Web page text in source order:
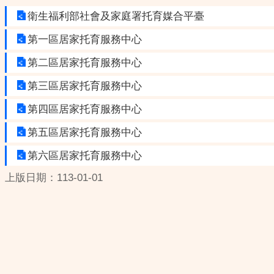
衛生福利部社會及家庭署托育媒合平臺
第一區居家托育服務中心
第二區居家托育服務中心
第三區居家托育服務中心
第四區居家托育服務中心
第五區居家托育服務中心
第六區居家托育服務中心
上版日期：113-01-01